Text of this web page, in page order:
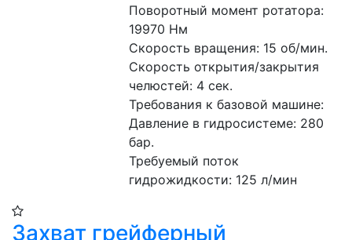
Поворотный момент ротатора:
19970 Нм
Скорость вращения: 15 об/мин.
Скорость открытия/закрытия
челюстей: 4 сек.
Требования к базовой машине:
Давление в гидросистеме: 280
бар.
Требуемый поток
гидрожидкости: 125 л/мин
Захват грейферный